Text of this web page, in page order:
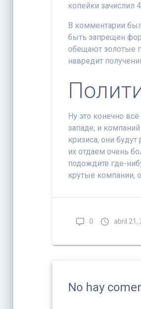
копейки зачислил
В комментарии
быть запрещен
обещают золотые
навредит
Ну это конечно
западе, и
кризиса, они
их отдаем очень
подождите где-
крутые компании,
0 abril 21,
No hay